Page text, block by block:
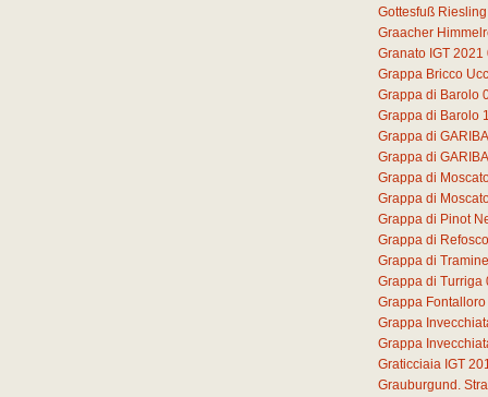
Gottesfuß
Graacher
Granato IGT 2021
Grappa Bricco
Grappa di Barolo
Grappa di Barolo
Grappa di
Grappa di
Grappa di
Grappa di
Grappa di Pinot
Grappa di Refosco
Grappa di
Grappa di Turriga
Grappa
Grappa
Grappa
Graticciaia IGT
Grauburgund.